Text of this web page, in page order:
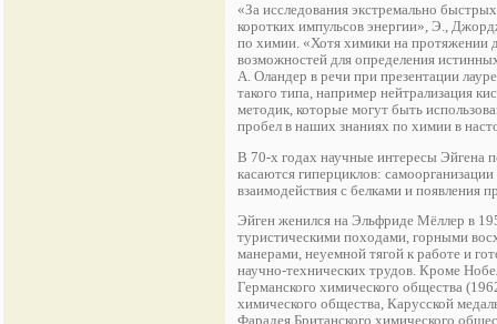
«За исследования экстремально
коротких импульсов энергии», Э.,
по химии. «Хотя химики на протяжении
возможностей для определения
А. Оландер в речи при презентации
такого типа, например нейтрализация
методик, которые могут быть
пробел в наших знаниях по химии в
В 70-х годах научные интересы Эйгена
касаются гиперциклов:
взаимодействия с белками и появления
Эйген женился на Эльфриде Мёллер в
туристическими походами, горными
манерами, неуемной тягой к работе и
научно-технических трудов. Кроме
Германского химического общества
химического общества, Карусской